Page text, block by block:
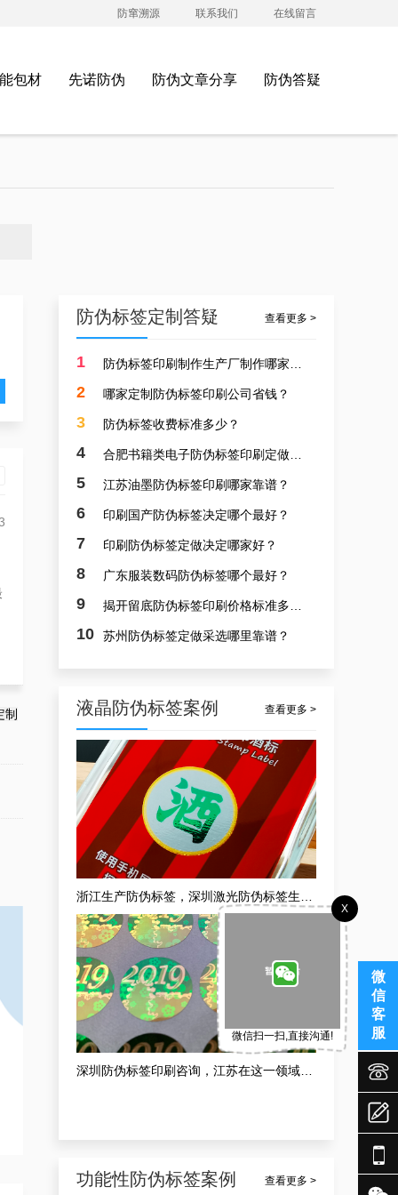
防窜溯源 联系我们 在线留言
包材 先诺防伪 防伪文章分享 防伪答疑
制
防伪标签定制答疑 查看更多 >
1
2 哪家定制防伪标签印刷公司省钱？
3 防伪标签收费标准多少？
4
5 江苏油墨防伪标签印刷哪家靠谱？
6 印刷国产防伪标签决定哪个最好？
7 印刷防伪标签定做决定哪家好？
8 广东服装数码防伪标签哪个最好？
9
10 苏州防伪标签定做采选哪里靠谱？
液晶防伪标签案例 查看更多 >
功能性防伪标签案例 查看更多 >
微
信
客
服
X
微信扫一扫,直接沟通!



